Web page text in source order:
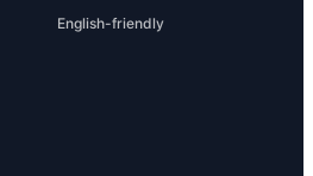
English-friendly